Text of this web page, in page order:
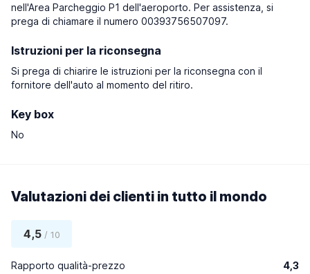
nell'Area Parcheggio P1 dell'aeroporto. Per assistenza, si
prega di chiamare il numero 00393756507097.
Istruzioni per la riconsegna
Si prega di chiarire le istruzioni per la riconsegna con il
fornitore dell'auto al momento del ritiro.
Key box
No
Valutazioni dei clienti in tutto il mondo
4,5/ 10
Rapporto qualità-prezzo 4,3